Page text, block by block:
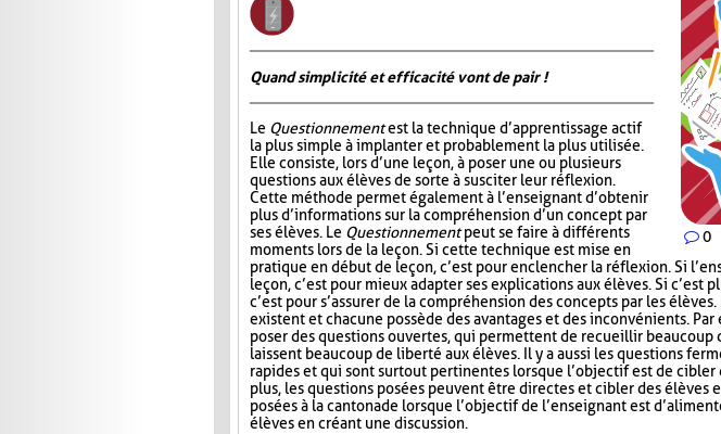
0
Quand simplicité et efficacité vont de pair !
Le Questionnementest la technique d’apprentissage actif
la plus simple à implanter et probablement la plus utilisée.
Elle consiste, lors d’une leçon, à poser une ou plusieurs
questions aux élèves de sorte à susciter leur réflexion.
Cette méthode permet également à l’enseignant d’obtenir
plus d’informations sur la compréhension d’un concept par
ses élèves. Le Questionnementpeut se faire à différents
moments lors de la leçon. Si cette technique est mise en
pratique en début de leçon, c’est pour enclencher la réflexion. Si
leçon, c’est pour mieux adapter ses explications aux élèves. Si c’est
c’est pour s’assurer de la compréhension des concepts par les
existent et chacune possède des avantages et des inconvénients.
poser des questions ouvertes, qui permettent de recueillir beaucoup
laissent beaucoup de liberté aux élèves. Il y a aussi les questions
rapides et qui sont surtout pertinentes lorsque l’objectif est de cibler
plus, les questions posées peuvent être directes et cibler des élèves
posées à la cantonade lorsque l’objectif de l’enseignant est
élèves en créant une discussion.